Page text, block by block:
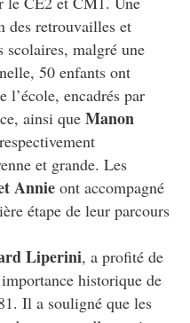
des retrouvailles et
scolaires, malgré une
50 enfants ont
l’école, encadrés par
ainsi que Manon
respectivement
et grande. Les
Annie ont accompagné
étape de leur parcours
Liperini, a profité de
historique de
Il a souligné que les